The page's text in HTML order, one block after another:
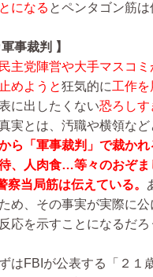
になる とペンタゴン筋は
事裁判 】
主党陣営や大手マスコ
めようと狂気的に工作を
に出したくない恐ろしす
実とは、汚職や横領な
ら「軍事裁判」で裁かれ
、人肉食…等々のおぞま
察当局筋は伝えている。
め、その事実が実際に
応を示すことになるだろ
はFBIが公表する「２１